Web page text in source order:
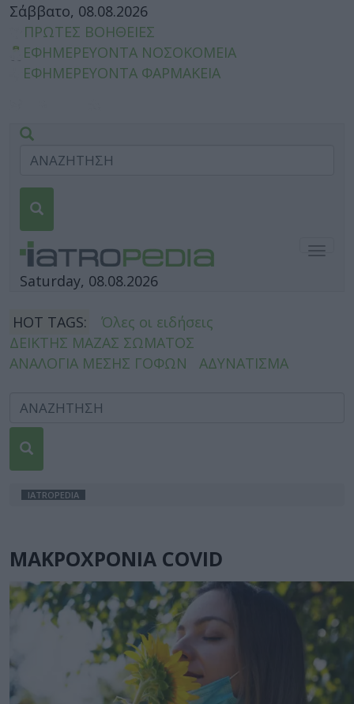
Σάββατο, 08.08.2026
ΠΡΩΤΕΣ ΒΟΗΘΕΙΕΣ
ΕΦΗΜΕΡΕΥΟΝΤΑ ΝΟΣΟΚΟΜΕΙΑ
ΕΦΗΜΕΡΕΥΟΝΤΑ ΦΑΡΜΑΚΕΙΑ
Saturday, 08.08.2026
HOT TAGS:
Όλες οι ειδήσεις
ΔΕΙΚΤΗΣ ΜΑΖΑΣ ΣΩΜΑΤΟΣ
ΑΝΑΛΟΓΙΑ ΜΕΣΗΣ ΓΟΦΩΝ
ΑΔΥΝΑΤΙΣΜΑ
IATROPEDIA
ΜΑΚΡΟΧΡΟΝΙΑ COVID